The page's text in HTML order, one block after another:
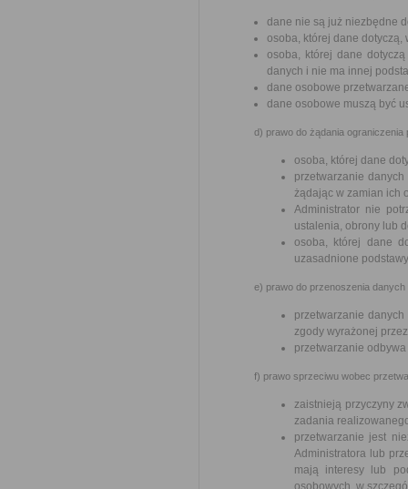
dane nie są już niezbędne
osoba, której dane dotyczą,
osoba, której dane
danych i nie ma innej
dane osobowe
dane osobowe muszą być
d) prawo do żądania
osoba, której dane
przetwarzanie
żądając w zamian ich
Administrator nie
ustalenia, obrony lub
osoba, której dane
uzasadnione
e) prawo do przenoszenia danych
przetwarzanie
zgody wyrażonej
przetwarzanie
f) prawo sprzeciwu wobec
zaistnieją przyczyny
zadania
przetwarzanie jest
Administratora lub
mają interesy lub
osobowych, w